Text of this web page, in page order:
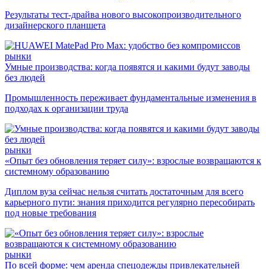
Результаты тест-драйва нового высокопроизводительного
дизайнерского планшета
рынки
Умные производства: когда появятся и какими будут заводы
без людей
Промышленность переживает фундаментальные изменения в
подходах к организации труда
рынки
«Опыт без обновления теряет силу»: взрослые возвращаются к
системному образованию
Диплом вуза сейчас нельзя считать достаточным для всего
карьерного пути: знания приходится регулярно пересобирать
под новые требования
рынки
По всей форме: чем аренда спецодежды привлекательней